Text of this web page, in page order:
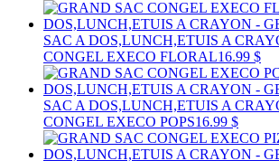
SAC A DOS,LUNCH,ETUIS A
CONGEL EXECO FLORAL16.99 $
SAC A DOS,LUNCH,ETUIS A
CONGEL EXECO POPS16.99 $